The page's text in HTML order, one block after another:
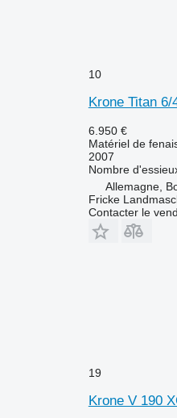
10
Krone Titan 6/
6.950 €
Matériel de
2007
Nombre
Allemagne,
Fricke
Contacter le
19
Krone V 190